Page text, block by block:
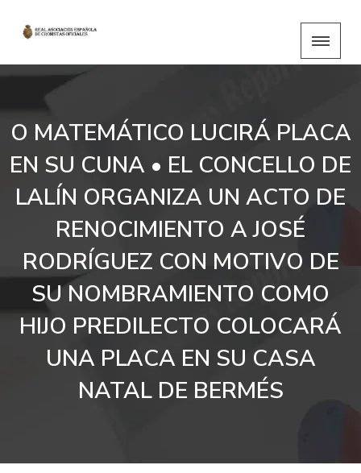
O MATEMÁTICO LUCIRÁ PLACA
EN SU CUNA • EL CONCELLO DE
LALÍN ORGANIZA UN ACTO DE
RENOCIMIENTO A JOSÉ
RODRÍGUEZ CON MOTIVO DE
SU NOMBRAMIENTO COMO
HIJO PREDILECTO COLOCARÁ
UNA PLACA EN SU CASA
NATAL DE BERMÉS